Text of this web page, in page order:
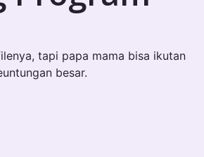
tapi papa mama bisa ikutan
besar.